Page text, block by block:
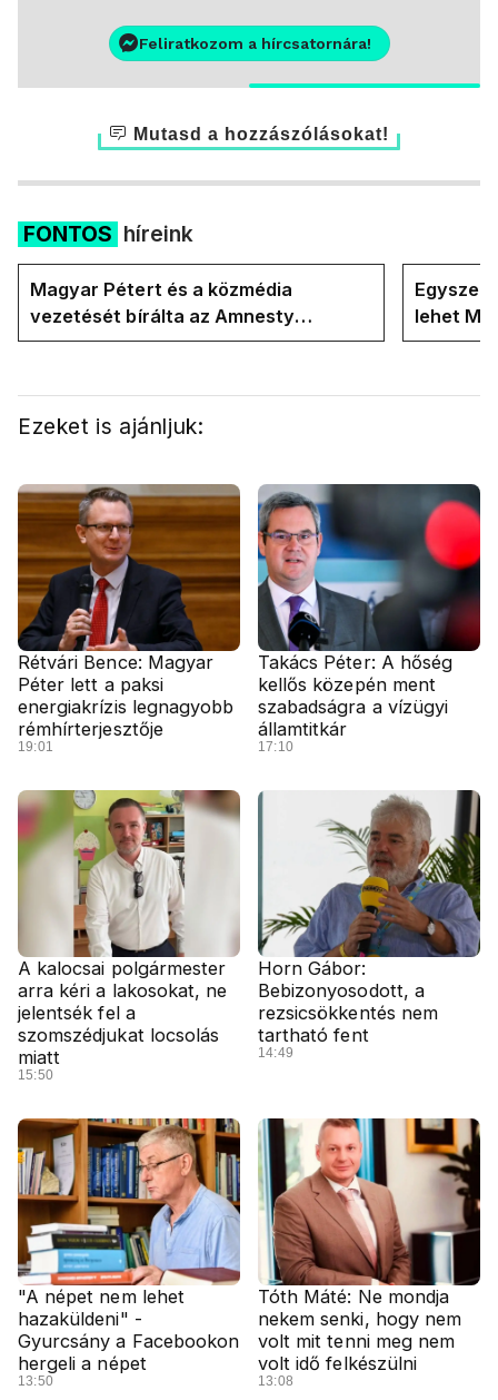
Feliratkozom a hírcsatornára!
Mutasd a hozzászólásokat!
FONTOS híreink
Magyar Pétert és a közmédia
vezetését bírálta az Amnesty
International a Klubrádióban
lehet
Ezeket is ajánljuk:
Rétvári Bence: Magyar
Péter lett a paksi
energiakrízis legnagyobb
rémhírterjesztője
19:01
Takács Péter: A hőség
kellős közepén ment
szabadságra a vízügyi
államtitkár
17:10
A kalocsai polgármester
arra kéri a lakosokat, ne
jelentsék fel a
szomszédjukat locsolás
miatt
15:50
Horn Gábor:
Bebizonyosodott, a
rezsicsökkentés nem
tartható fent
14:49
"A népet nem lehet
hazaküldeni" -
Gyurcsány a Facebookon
hergeli a népet
13:50
Tóth Máté: Ne mondja
nekem senki, hogy nem
volt mit tenni meg nem
volt idő felkészülni
13:08